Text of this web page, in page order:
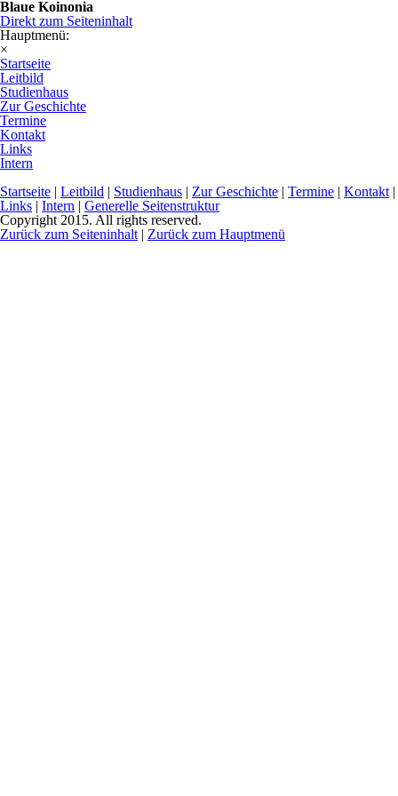
Blaue Koinonia
Direkt zum Seiteninhalt
Hauptmenü:
×
Startseite
Leitbild
Studienhaus
Zur Geschichte
Termine
Kontakt
Links
Intern
Startseite | Leitbild | Studienhaus | Zur Geschichte | Termine | Kontakt |
Links | Intern | Generelle Seitenstruktur
Copyright 2015. All rights reserved.
Zurück zum Seiteninhalt | Zurück zum Hauptmenü